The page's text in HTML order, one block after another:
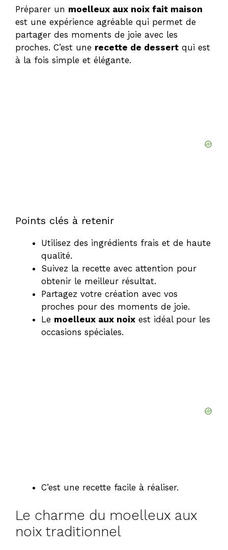
Préparer un moelleux aux noix fait maison
est une expérience agréable qui permet de
partager des moments de joie avec les
proches. C’est une recette de dessert qui est
à la fois simple et élégante.
Points clés à retenir
Utilisez des ingrédients frais et de haute
qualité.
Suivez la recette avec attention pour
obtenir le meilleur résultat.
Partagez votre création avec vos
proches pour des moments de joie.
Le moelleux aux noix est idéal pour les
occasions spéciales.
C’est une recette facile à réaliser.
Le charme du moelleux aux
noix traditionnel